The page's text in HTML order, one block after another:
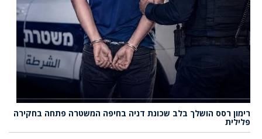
רימון רסס הושלך בלב שכונת דניה בחיפה המשטרה פתחה בחקירה
פלילית